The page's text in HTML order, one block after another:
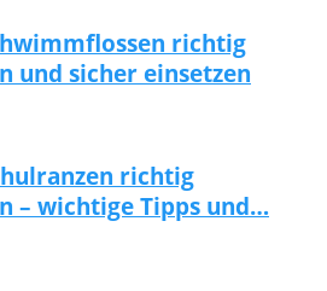
richtig
und sicher einsetzen
richtig
– wichtige Tipps und…